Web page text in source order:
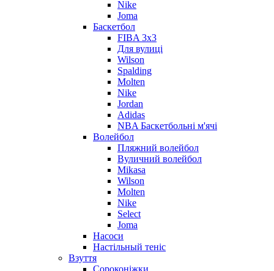
Nike
Joma
Баскетбол
FIBA 3x3
Для вулиці
Wilson
Spalding
Molten
Nike
Jordan
Adidas
NBA Баскетбольні м'ячі
Волейбол
Пляжний волейбол
Вуличний волейбол
Mikasa
Wilson
Molten
Nike
Select
Joma
Насоси
Настільный теніс
Взуття
Сороконіжки